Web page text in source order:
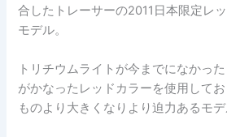
合したトレーサーの2011日本限定レ
モデル。
トリチウムライトが今までになかっ
がかなったレッドカラーを使用して
ものより大きくなりより迫力あるモデ